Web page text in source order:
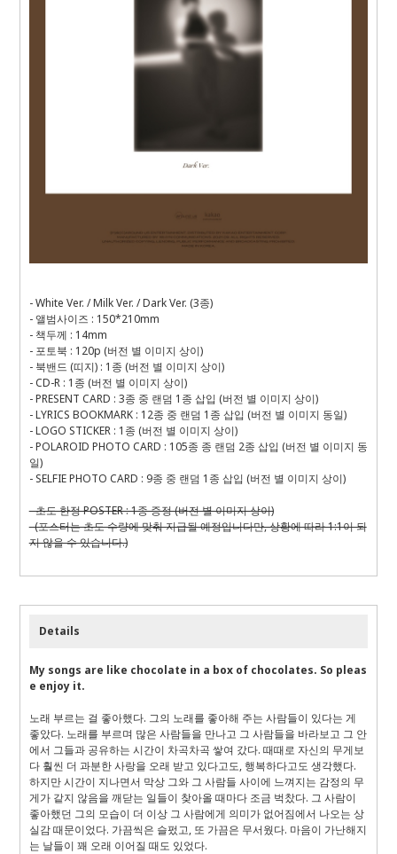
- White Ver. / Milk Ver. / Dark Ver. (3종)
- 앨범사이즈 : 150*210mm
- 책두께 : 14mm
- 포토북 : 120p (버전 별 이미지 상이)
- 북밴드 (띠지) : 1종 (버전 별 이미지 상이)
- CD-R : 1종 (버전 별 이미지 상이)
- PRESENT CARD : 3종 중 랜덤 1종 삽입 (버전 별 이미지 상이)
- LYRICS BOOKMARK : 12종 중 랜덤 1종 삽입 (버전 별 이미지 동일)
- LOGO STICKER : 1종 (버전 별 이미지 상이)
- POLAROID PHOTO CARD : 105종 종 랜덤 2종 삽입 (버전 별 이미지 동
일)
- SELFIE PHOTO CARD : 9종 중 랜덤 1종 삽입 (버전 별 이미지 상이)
- 초도 한정 POSTER : 1종 증정 (버전 별 이미지 상이)
(포스터는 초도 수량에 맞춰 지급될 예정입니다만, 상황에 따라 1:1이 되
지 않을 수 있습니다.)
Details
My songs are like chocolate in a box of chocolates. So pleas
e enjoy it.
노래 부르는 걸 좋아했다. 그의 노래를 좋아해 주는 사람들이 있다는 게
좋았다. 노래를 부르며 많은 사람들을 만나고 그 사람들을 바라보고 그 안
에서 그들과 공유하는 시간이 차곡차곡 쌓여 갔다. 때때로 자신의 무게보
다 훨씬 더 과분한 사랑을 오래 받고 있다고도,행복하다고도 생각했다.
하지만 시간이 지나면서 막상 그와 그 사람들 사이에 느껴지는 감정의 무
게가 같지 않음을 깨닫는 일들이 찾아올 때마다 조금 벅찼다. 그 사람이
좋아했던 그의 모습이 더 이상 그 사람에게 의미가 없어짐에서 나오는 상
실감 때문이었다. 가끔씩은 슬펐고, 또 가끔은 무서웠다. 마음이 가난해지
는 날들이 꽤 오래 이어질 때도 있었다.